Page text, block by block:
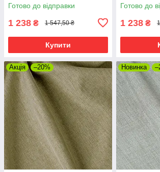
Готово до відправки
1 238 ₴ 1 547,50 ₴
Купити
Готово до
1 238 ₴
Акція –20% Новинка